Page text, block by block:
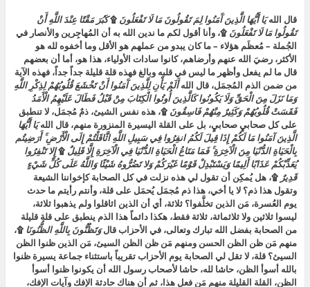
قال اللهيَا أَيُّهَا الَّذِينَ آَمَنُوا لِمَ تَقُولُونَ مَا لَا تَفْعَلُونَ ۩كَبُرَ مَقْتًا عِنْدَ اللَّهِ أَنْ
تَقُولُوا مَا لَا تَفْعَلُونَ ۩، وأنا أقول لكم ما ندين الله به أن المُهاجِرين والأنصار في
الجُملة – مُعظَم هؤلاء – ما كان يبدو من عملهم هو الأقل وما أخفوه لله هو
الأكثر، رضيَ الله عنهم وأرضاهم، كانوا سادات الأولياء، هذا هو، أما أن بعضهم
قال ما لم يفعل وأظهر ما ليس في قلبه وبالغ فهذه قلة قليلة جداً جداً، فهذه الآية
من ضمن الذم المُجمَل، قال اللهأَلَمْ يَأْنِ لِلَّذِينَ آَمَنُوا أَنْ تَخْشَعَ قُلُوبُهُمْ لِذِكْرِ اللَّهِ
وَمَا نَزَلَ مِنَ الْحَقِّ وَلَا يَكُونُوا كَالَّذِينَ أُوتُوا الْكِتَابَ مِنْ قَبْلُ فَطَالَ عَلَيْهِمُ الْأَمَدُ
فَقَسَتْ قُلُوبُهُمْ وَكَثِيرٌ مِنْهُمْ فَاسِقُونَ ۩، هذه نفس الشيئ، ذمٌ مُجمَل، لا تنطبق
على كل صحابيٍ صحابيٍ، بل على القلة اليسيرة المنزورة منهم، قال اللهيَا أَيُّهَا
الَّذِينَ آمَنُوا مَا لَكُمْ إِذَا قِيلَ لَكُمُ انفِرُوا فِي سَبِيلِ اللَّهِ اثَّاقَلْتُمْ إِلَى الْأَرْضِ ۚ أَرَضِيتُم
بِالْحَيَاةِ الدُّنْيَا مِنَ الْآخِرَةِ ۚ فَمَا مَتَاعُ الْحَيَاةِ الدُّنْيَا فِي الْآخِرَةِ إِلَّا قَلِيلٌ ۩إِلا تَنْفِرُوا
يُعَذِّبْكُمْ عَذَابًا أَلِيمًا وَيَسْتَبْدِلْ قَوْمًا غَيْرَكُمْ وَلا تَضُرُّوهُ شَيْئًا وَاللَّهُ عَلَى كُلِّ شَيْءٍ
قَدِيرٌ ۩، هل يُمكِن أن تقول لي هذه نزلت في كل الصحابة كإخواننا الشيعة
وتقول هذا ذم؟ لا يا أخي، هذا ذم مُجمَل يُحمَل على قلة، وأنتم رأيتم ما حدث
يوم العُسرة، مَن الذين تخلَّفوا؟ ثلاثة، أي أن الذين اثاقلوا ولم يذهبوا ثلاثة،
ليسوا ثلاثين ولا ثلاثمائة، ثلاثة فقط، هكذا دائماً هذا الذم ينطبق على قلة قليلة
من الصحابة بفضل الله تبارك وتعالى، في الأحزاب قالوَتَظُنُّونَ بِاللَّهِ الظُّنُونَا ۩،
منهم مَن ظن الظن الحسن ومنهم مَن ظن الظن السيئ، مَن الذين ظنوا الظن
السيئ؟ قلة، لا تقل لي الصحابة يوم الأحزاب تقريباً باستثناء جماعة يسيرة ظنوا
بالله أسوأ الظن، حاشا لله، حاشا لأصحاب رسول الله أن يكونوا ظنوا أسوأ
الظن، القلة القليلة منهم مَن فعل هذا، ثم أن هناك حادثة الإفك وآيات الإفك،